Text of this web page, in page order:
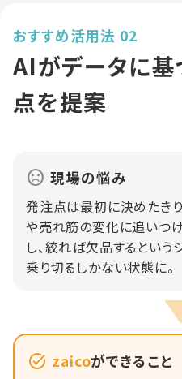
おすすめ活用法 02
AIがデータに基
点を提案
現場の悩み
発注点は最初に決めたき
や売れ筋の変化に追いつ
し、絞れば欠品するという
乗り切るしかない状態に。
zaicoができること